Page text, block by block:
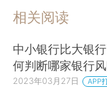
相关阅读
中小银行比大银
何判断哪家银行
2023年03月27日 APP